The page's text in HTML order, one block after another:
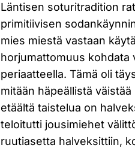
Läntisen soturitradition
primitiivisen
mies miestä vastaan
horjumattomuus kohdata
periaatteella. Tämä oli
mitään häpeällistä
etäältä taistelua on
teloitutti jousimiehet
ruutiasetta halveksittiin,